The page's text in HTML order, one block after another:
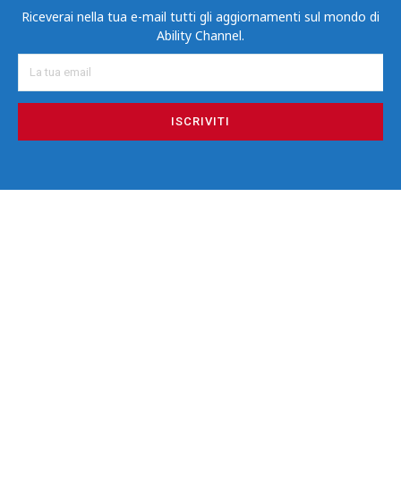
Riceverai nella tua e-mail tutti gli aggiornamenti sul mondo di
Ability Channel.
ISCRIVITI